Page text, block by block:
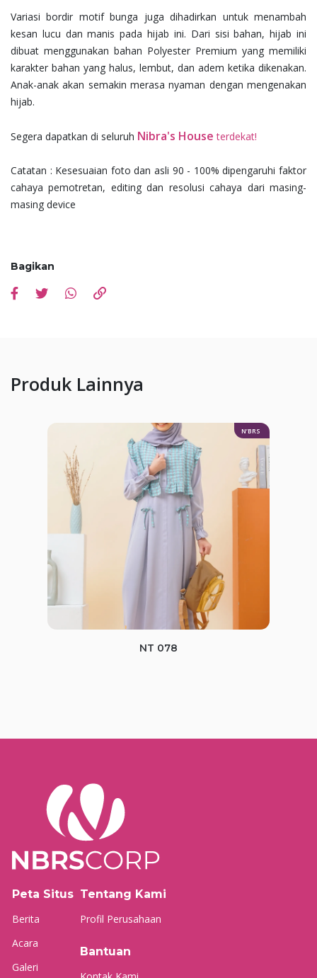
Variasi bordir motif bunga juga dihadirkan untuk menambah
kesan lucu dan manis pada hijab ini. Dari sisi bahan, hijab ini
dibuat menggunakan bahan Polyester Premium yang memiliki
karakter bahan yang halus, lembut, dan adem ketika dikenakan.
Anak-anak akan semakin merasa nyaman dengan mengenakan
hijab.
Segera dapatkan di seluruh Nibra's House terdekat!
Catatan : Kesesuaian foto dan asli 90 - 100% dipengaruhi faktor
cahaya pemotretan, editing dan resolusi cahaya dari masing-
masing device
Bagikan
Produk Lainnya
N’BRS
NT 078
Peta Situs
Berita
Acara
Galeri
Tentang Kami
Profil Perusahaan
Bantuan